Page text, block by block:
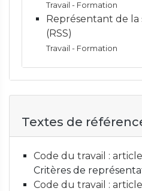
Travail - Formation
Représentant de la
(RSS)
Travail - Formation
Textes de
Code du travail : article
Critères de
Code du travail : article